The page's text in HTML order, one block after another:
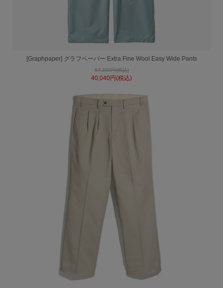
[Graphpaper] グラフペーパー Extra Fine Wool Easy Wide Pants
57,200円(税込)
40,040円(税込)